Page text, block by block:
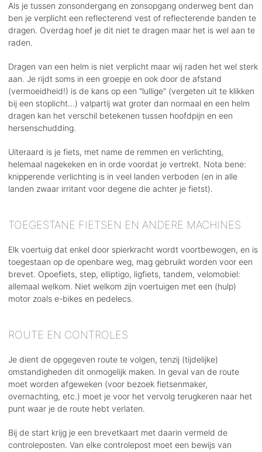
Als je tussen zonsondergang en zonsopgang onderweg bent dan
ben je verplicht een reflecterend vest of reflecterende banden te
dragen. Overdag hoef je dit niet te dragen maar het is wel aan te
raden.
Dragen van een helm is niet verplicht maar wij raden het wel sterk
aan. Je rijdt soms in een groepje en ook door de afstand
(vermoeidheid!) is de kans op een "lullige" (vergeten uit te klikken
bij een stoplicht...) valpartij wat groter dan normaal en een helm
dragen kan het verschil betekenen tussen hoofdpijn en een
hersenschudding.
Uiteraard is je fiets, met name de remmen en verlichting,
helemaal nagekeken en in orde voordat je vertrekt. Nota bene:
knipperende verlichting is in veel landen verboden (en in alle
landen zwaar irritant voor degene die achter je fietst).
TOEGESTANE FIETSEN EN ANDERE MACHINES
Elk voertuig dat enkel door spierkracht wordt voortbewogen, en is
toegestaan op de openbare weg, mag gebruikt worden voor een
brevet. Opoefiets, step, elliptigo, ligfiets, tandem, velomobiel:
allemaal welkom. Niet welkom zijn voertuigen met een (hulp)
motor zoals e-bikes en pedelecs.
ROUTE EN CONTROLES
Je dient de opgegeven route te volgen, tenzij (tijdelijke)
omstandigheden dit onmogelijk maken. In geval van de route
moet worden afgeweken (voor bezoek fietsenmaker,
overnachting, etc.) moet je voor het vervolg terugkeren naar het
punt waar je de route hebt verlaten.
Bij de start krijg je een brevetkaart met daarin vermeld de
controleposten. Van elke controlepost moet een bewijs van